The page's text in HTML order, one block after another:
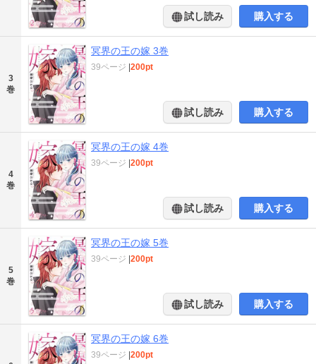
試し読み 購入する
3
巻
冥界の王の嫁 3巻
39ページ |200pt
試し読み 購入する
4
巻
冥界の王の嫁 4巻
39ページ |200pt
試し読み 購入する
5
巻
冥界の王の嫁 5巻
39ページ |200pt
試し読み 購入する
冥界の王の嫁 6巻
39ページ |200pt